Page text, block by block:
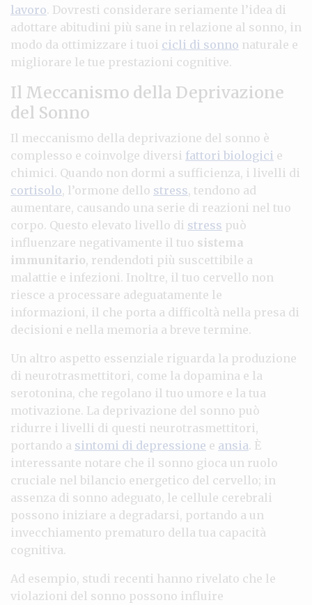
lavoro. Dovresti considerare seriamente l’idea di
adottare abitudini più sane in relazione al sonno, in
modo da ottimizzare i tuoi cicli di sonno naturale e
migliorare le tue prestazioni cognitive.
Il Meccanismo della Deprivazione
del Sonno
Il meccanismo della deprivazione del sonno è
complesso e coinvolge diversi fattori biologici e
chimici. Quando non dormi a sufficienza, i livelli di
cortisolo, l’ormone dello stress, tendono ad
aumentare, causando una serie di reazioni nel tuo
corpo. Questo elevato livello di stress può
influenzare negativamente il tuo sistema
immunitario, rendendoti più suscettibile a
malattie e infezioni. Inoltre, il tuo cervello non
riesce a processare adeguatamente le
informazioni, il che porta a difficoltà nella presa di
decisioni e nella memoria a breve termine.
Un altro aspetto essenziale riguarda la produzione
di neurotrasmettitori, come la dopamina e la
serotonina, che regolano il tuo umore e la tua
motivazione. La deprivazione del sonno può
ridurre i livelli di questi neurotrasmettitori,
portando a sintomi di depressione e ansia. È
interessante notare che il sonno gioca un ruolo
cruciale nel bilancio energetico del cervello; in
assenza di sonno adeguato, le cellule cerebrali
possono iniziare a degradarsi, portando a un
invecchiamento prematuro della tua capacità
cognitiva.
Ad esempio, studi recenti hanno rivelato che le
violazioni del sonno possono influire